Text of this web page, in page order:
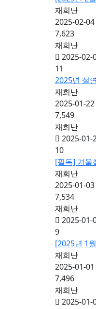
재희난
2025-02-04
7,623
재희난
2025-02-
11
2025년 설
재희난
2025-01-22
7,549
재희난
2025-01-
10
[필독] 겨울
재희난
2025-01-03
7,534
재희난
2025-01-
9
[2025년 1
재희난
2025-01-01
7,496
재희난
2025-01-